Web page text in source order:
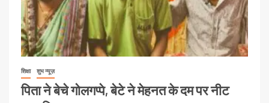
शिक्षा शुभ न्यूज़
पिता ने बेचे गोलगप्पे, बेटे ने मेहनत के दम पर नीट